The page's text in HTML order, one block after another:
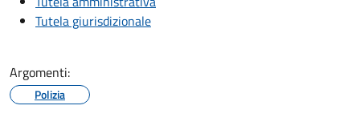
Tutela giurisdizionale
Argomenti:
Polizia